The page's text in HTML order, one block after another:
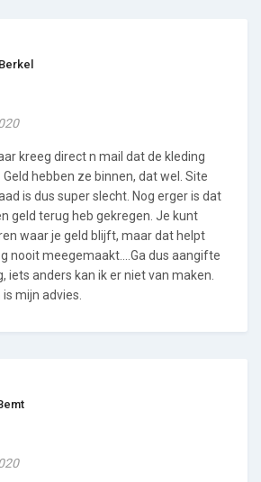
kreeg direct n mail dat de kleding
hebben ze binnen, dat wel. Site
is dus super slecht. Nog erger is dat
geld terug heb gekregen. Je kunt
waar je geld blijft, maar dat helpt
nooit meegemaakt....Ga dus aangifte
iets anders kan ik er niet van maken.
mijn advies.